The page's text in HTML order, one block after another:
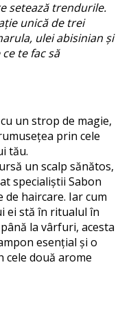
setează trendurile.
unică de trei
ulei abisinian și
te fac să
un strop de magie,
prin cele
tău.
un scalp sănătos,
specialiștii Sabon
de haircare. Iar cum
ei stă în ritualul în
la vârfuri, acesta
esențial și o
cele două arome